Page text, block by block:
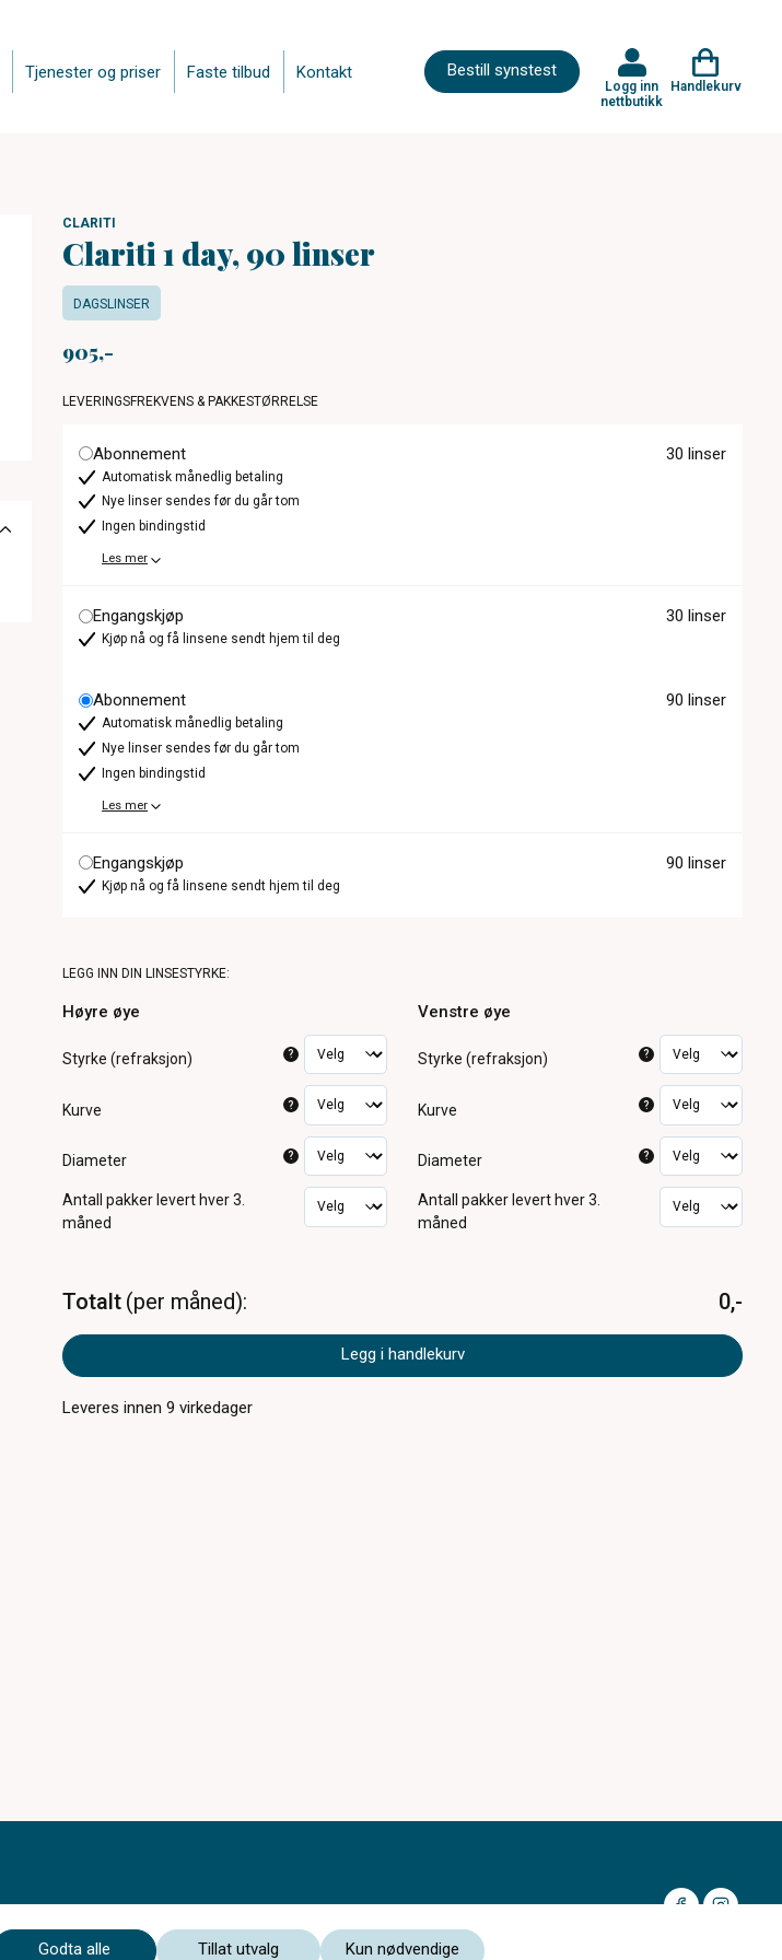
Bestill synstest
Tjenester og priser Faste tilbud Kontakt
Logg inn
nettbutikk
Handlekurv
CLARITI
Clariti 1 day, 90 linser
DAGSLINSER
905
LEVERINGSFREKVENS & PAKKESTØRRELSE
Abonnement 30 linser
Automatisk månedlig betaling
Nye linser sendes før du går tom
Ingen bindingstid
Les mer
Engangskjøp 30 linser
Kjøp nå og få linsene sendt hjem til deg
Abonnement 90 linser
Automatisk månedlig betaling
Nye linser sendes før du går tom
Ingen bindingstid
Les mer
Engangskjøp 90 linser
Kjøp nå og få linsene sendt hjem til deg
LEGG INN DIN LINSESTYRKE:
Høyre øye
Styrke (refraksjon) ?
Kurve ?
Diameter ?
Antall pakker levert hver 3.
måned
Venstre øye
Styrke (refraksjon) ?
Kurve ?
Diameter ?
Antall pakker levert hver 3.
måned
Totalt per måned 0,-
Legg i handlekurv
Leveres innen9 virkedager
Godta alle Tillat utvalg Kun nødvendige